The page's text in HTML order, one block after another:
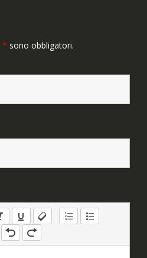
* sono obbligatori.